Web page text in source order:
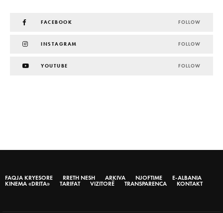
FACEBOOK FOLLOW
INSTAGRAM FOLLOW
YOUTUBE FOLLOW
FAQJA KRYESORE RRETH NESH ARKIVA NJOFTIME
E-ALBANIA
KINEMA «DRITA»
TARIFAT VIZITORË TRANSPARENCA KONTAKT